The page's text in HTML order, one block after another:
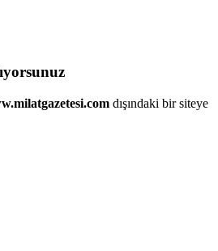
dışındaki bir siteye